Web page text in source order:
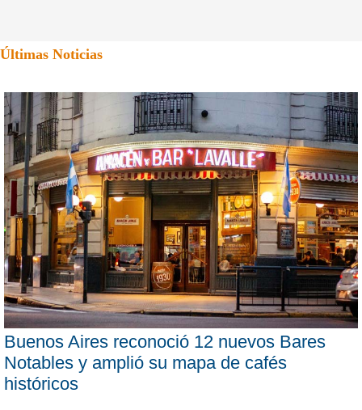
Últimas Noticias
Buenos Aires reconoció 12 nuevos Bares
Notables y amplió su mapa de cafés
históricos